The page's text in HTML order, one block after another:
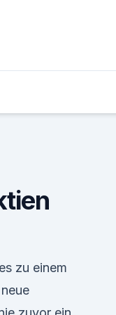
zu einem